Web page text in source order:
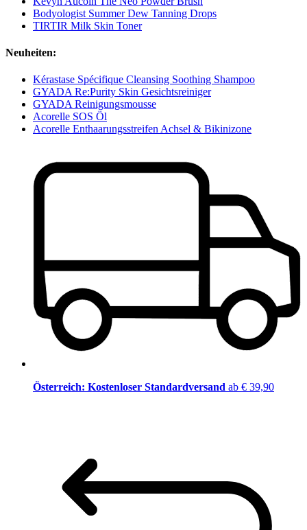
Bodyologist Summer Dew Tanning Drops
TIRTIR Milk Skin Toner
Neuheiten:
Kérastase Spécifique Cleansing Soothing Shampoo
GYADA Re:Purity Skin Gesichtsreiniger
GYADA Reinigungsmousse
Acorelle SOS Öl
Acorelle Enthaarungsstreifen Achsel & Bikinizone
Österreich: Kostenloser Standardversand ab € 39,90